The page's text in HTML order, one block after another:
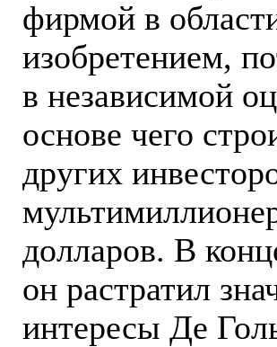
фирмой в
изобретением,
в независимой
основе чего
других
долларов. В
он растратил
интересы Де